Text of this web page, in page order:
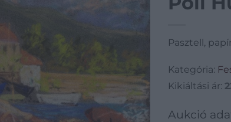
Pasztell,
Kategória:
Kikiáltási ár:
Aukció